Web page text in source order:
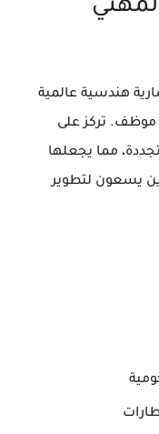
هندسية عالمية
. تركز على
، مما يجعلها
يسعون لتطوير